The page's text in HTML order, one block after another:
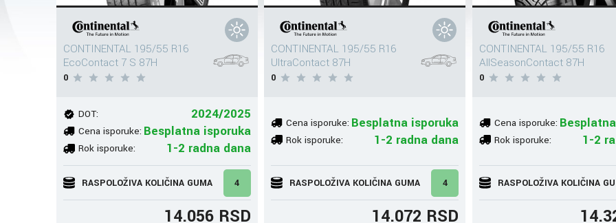
CONTINENTAL 195/55 R16
EcoContact 7 S 87H
0
DOT: 2024/2025
Cena isporuke: Besplatna isporuka
Rok isporuke: 1-2 radna dana
RASPOLOŽIVA KOLIČINA GUMA 4
14.056 RSD
CONTINENTAL 195/55 R16
UltraContact 87H
0
Cena isporuke: Besplatna isporuka
Rok isporuke: 1-2 radna dana
RASPOLOŽIVA KOLIČINA GUMA 4
14.072 RSD
CONTINENTAL 195/55 R16
AllSeasonContact 87H
0
Cena isporuke:
Rok isporuke: 1-2
RASPOLOŽIVA KOLIČINA